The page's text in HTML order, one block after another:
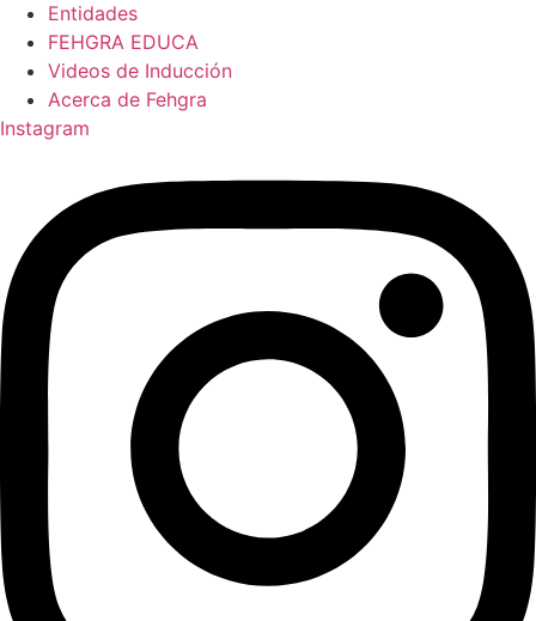
Entidades
FEHGRA EDUCA
Videos de Inducción
Acerca de Fehgra
Instagram